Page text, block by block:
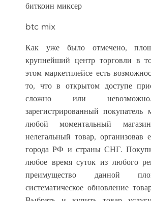
биткоин миксер
btc mix
Как уже было отмечено,
крупнейший центр торговли в
этом маркетплейсе есть
то, что в открытом доступе
сложно или
зарегистрированный покупатель
любой моментальный
нелегальный товар, организовав
города РФ и страны СНГ.
любое время суток из любого
преимущество данной
систематическое обновление